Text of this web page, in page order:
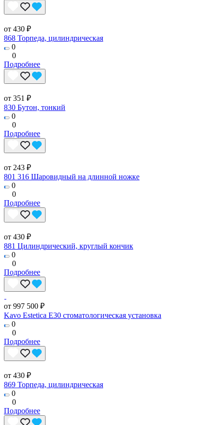
от 430 ₽
868 Торпеда, цилиндрическая
0
0
Подробнее
от 351 ₽
830 Бутон, тонкий
0
0
Подробнее
от 243 ₽
801 316 Шаровидный на длинной ножке
0
0
Подробнее
от 430 ₽
881 Цилиндрический, круглый кончик
0
0
Подробнее
от 997 500 ₽
Kavo Estetica E30 стоматологическая установка
0
0
Подробнее
от 430 ₽
869 Торпеда, цилиндрическая
0
0
Подробнее